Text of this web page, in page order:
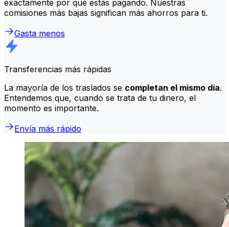
exactamente por qué estás pagando. Nuestras
comisiones más bajas significan más ahorros para ti.
Gasta menos
Transferencias más rápidas
La mayoría de los traslados se completan el mismo día.
Entendemos que, cuando se trata de tu dinero, el
momento es importante.
Envía más rápido